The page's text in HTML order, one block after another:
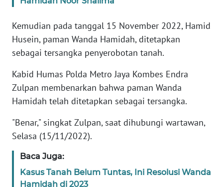
Kemudian pada tanggal 15 November 2022, Hamid
Husein, paman Wanda Hamidah, ditetapkan
sebagai tersangka penyerobotan tanah.
Kabid Humas Polda Metro Jaya Kombes Endra
Zulpan membenarkan bahwa paman Wanda
Hamidah telah ditetapkan sebagai tersangka.
"Benar," singkat Zulpan, saat dihubungi wartawan,
Selasa (15/11/2022).
Baca Juga:
Kasus Tanah Belum Tuntas, Ini Resolusi Wanda
Hamidah di 2023
Wahana
News
Regional
SUMUT
WN
WN
WN